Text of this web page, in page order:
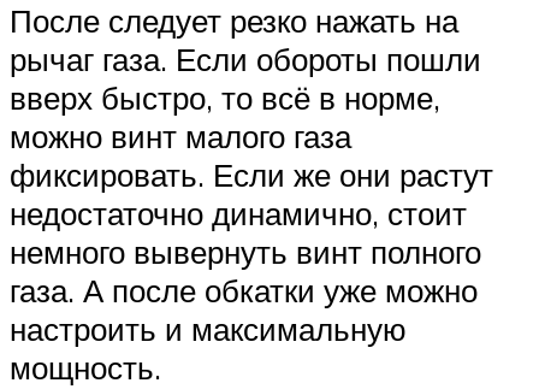
После следует резко нажать на
рычаг газа. Если обороты пошли
вверх быстро, то всё в норме,
можно винт малого газа
фиксировать. Если же они растут
недостаточно динамично, стоит
немного вывернуть винт полного
газа. А после обкатки уже можно
настроить и максимальную
мощность.